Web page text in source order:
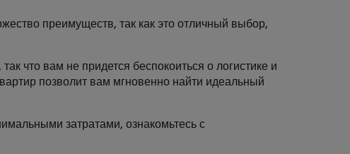
преимуществ, так как это отличный выбор,
что вам не придется беспокоиться о логистике и
позволит вам мгновенно найти идеальный
затратами, ознакомьтесь с